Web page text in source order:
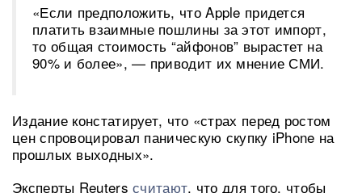
«Если предположить, что Apple придется
платить взаимные пошлины за этот импорт,
то общая стоимость “айфонов” вырастет на
90% и более», — приводит их мнение СМИ.
Издание констатирует, что «страх перед ростом
цен спровоцировал паническую скупку iPhone на
прошлых выходных».
Эксперты Reutersсчитают, что для того, чтобы